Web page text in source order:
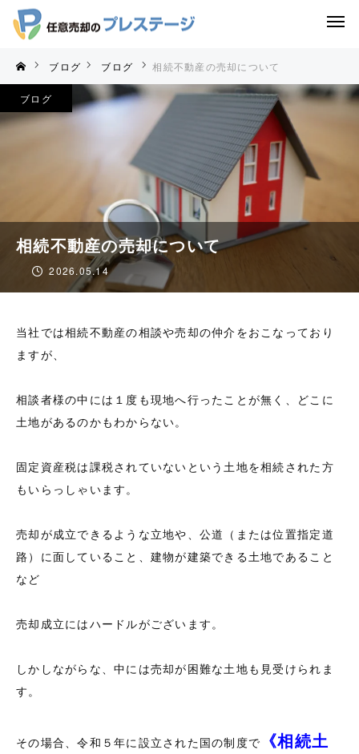
ブログ ブログ 相続不動産の売却について
相続不動産の売却について
2026.05.14
ブログ
当社では相続不動産の相談や売却の仲介をおこなっており
ますが、
相談者様の中には１度も現地へ行ったことが無く、どこに
土地があるのかもわからない。
固定資産税は課税されていないという土地を相続された方
もいらっしゃいます。
売却が成立できるような立地や、公道（または位置指定道
路）に面していること、建物が建築できる土地であること
など
売却成立にはハードルがございます。
しかしながらな、中には売却が困難な土地も見受けられま
す。
その場合、令和５年に設立された国の制度で 《相続土